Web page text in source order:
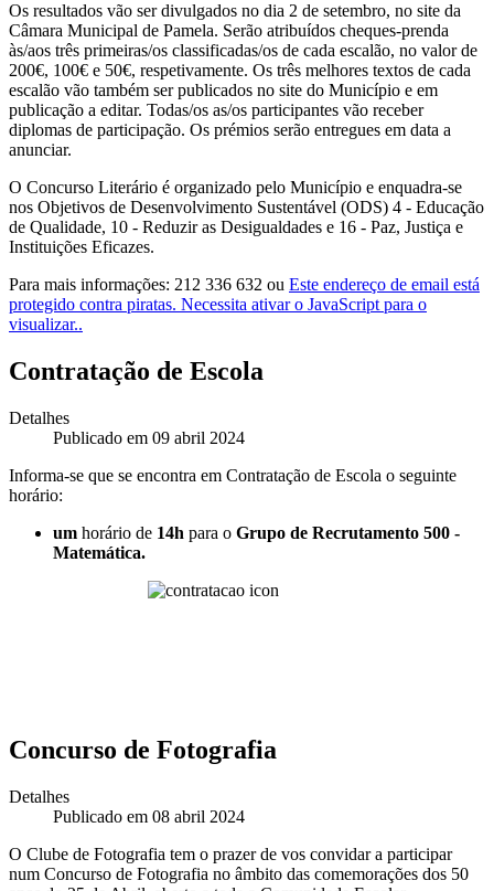
Os resultados vão ser divulgados no dia 2 de setembro, no site da
Câmara Municipal de Pamela. Serão atribuídos cheques-prenda
às/aos três primeiras/os classificadas/os de cada escalão, no valor de
200€, 100€ e 50€, respetivamente. Os três melhores textos de cada
escalão vão também ser publicados no site do Município e em
publicação a editar. Todas/os as/os participantes vão receber
diplomas de participação. Os prémios serão entregues em data a
anunciar.
O Concurso Literário é organizado pelo Município e enquadra-se
nos Objetivos de Desenvolvimento Sustentável (ODS) 4 - Educação
de Qualidade, 10 - Reduzir as Desigualdades e 16 - Paz, Justiça e
Instituições Eficazes.
Para mais informações: 212 336 632 ou Este endereço de email está
protegido contra piratas. Necessita ativar o JavaScript para o
visualizar..
Contratação de Escola
Detalhes
Publicado em 09 abril 2024
Informa-se que se encontra em Contratação de Escola o seguinte
horário:
um horário de 14h para o Grupo de Recrutamento 500 -
Matemática.
Concurso de Fotografia
Detalhes
Publicado em 08 abril 2024
O Clube de Fotografia tem o prazer de vos convidar a participar
num Concurso de Fotografia no âmbito das comemorações dos 50